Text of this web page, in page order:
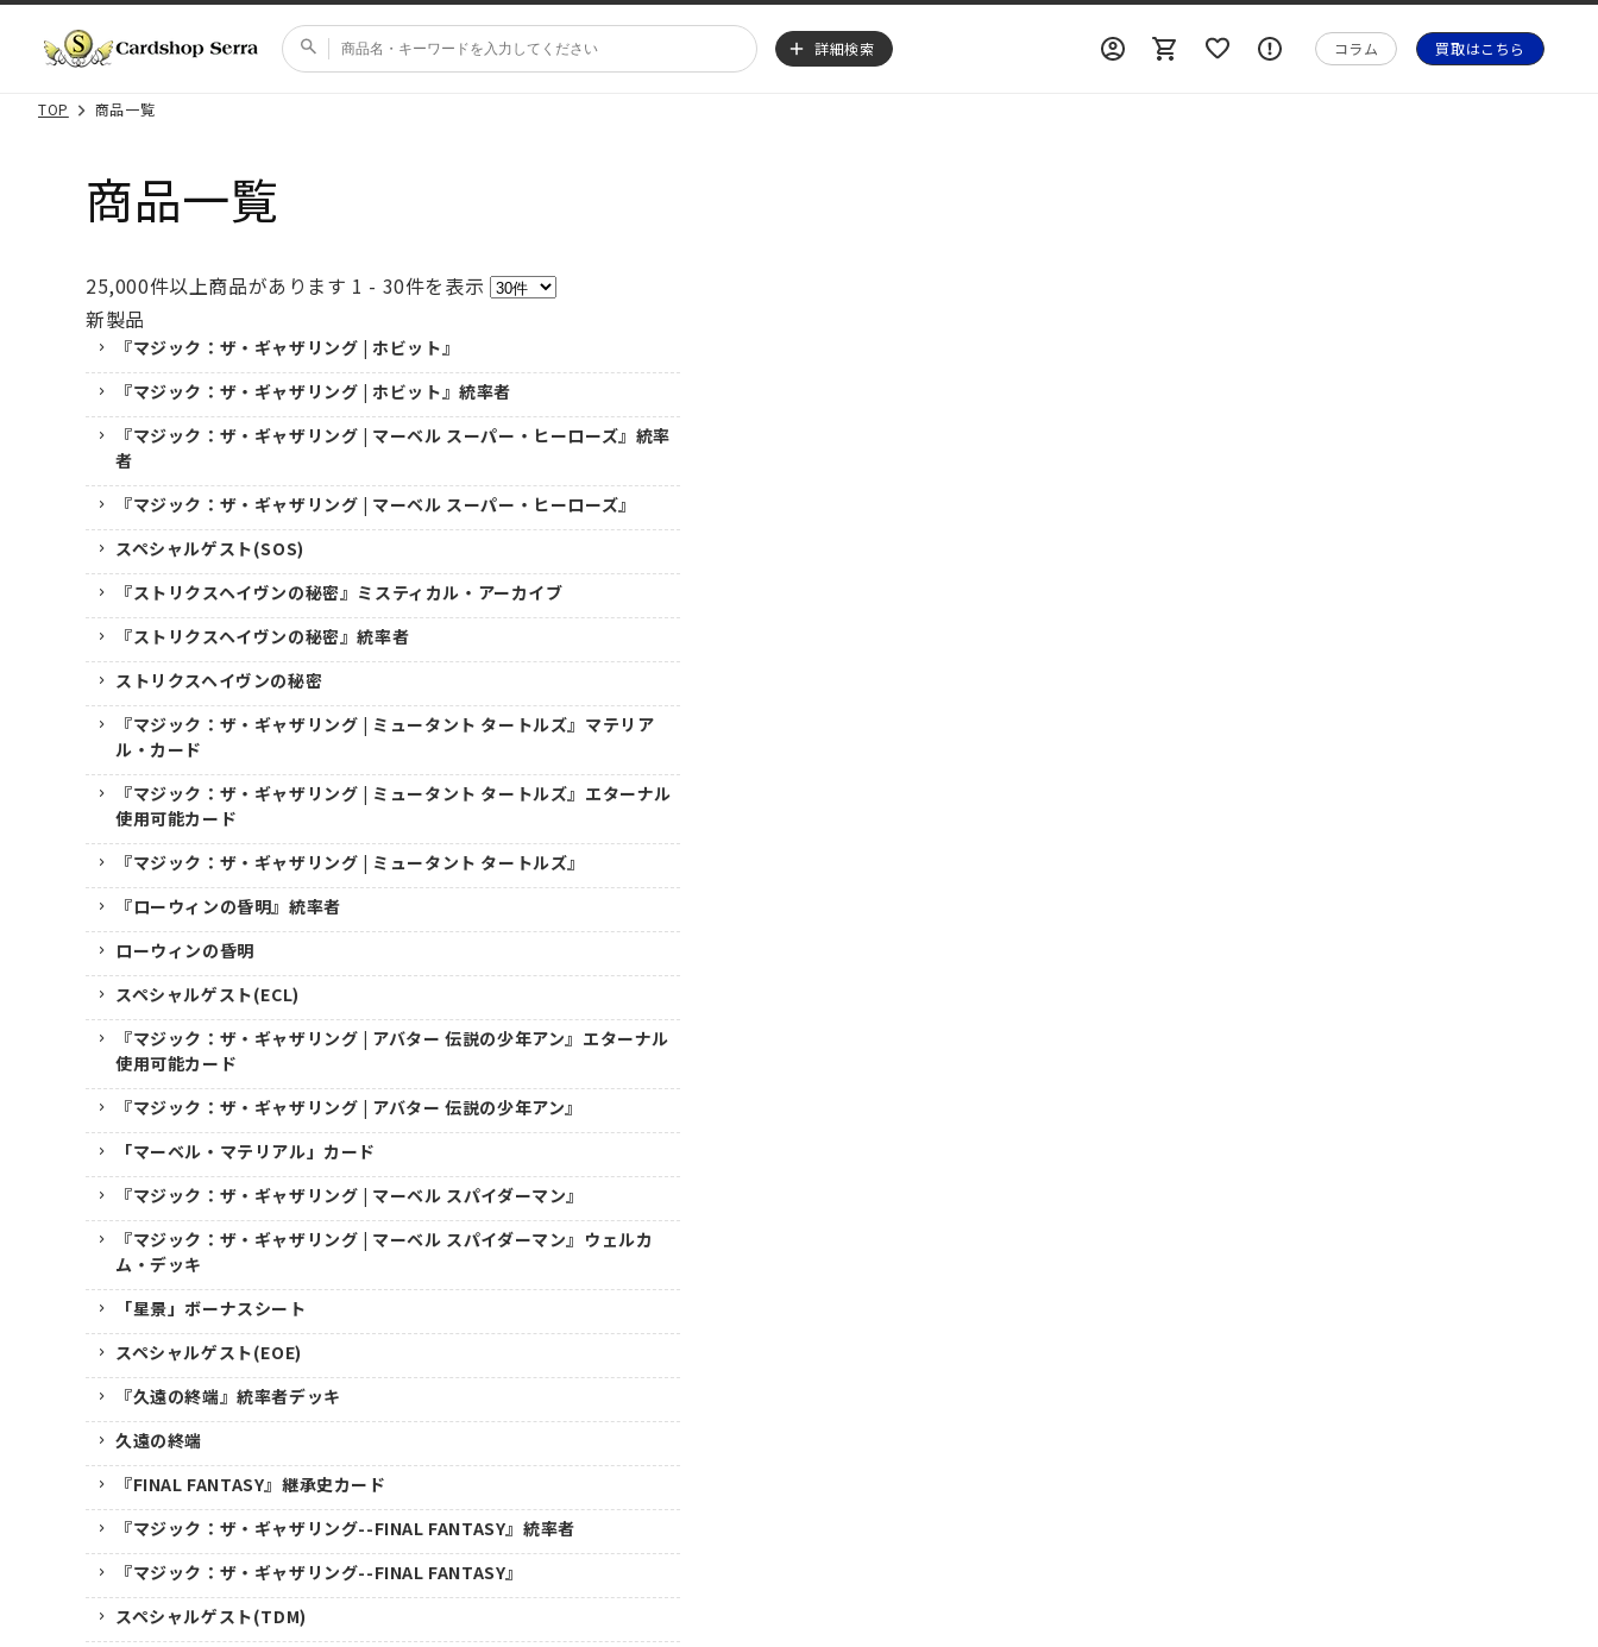
ンツに
進む
詳細検索
グ
イ
ー
グ
イ
メ
コラム 買取はこちら
TOP 商品一覧
商品一覧
25,000件以上商品があります 1 - 30件を表示
新製品
『マジック：ザ・ギャザリング | ホビット』
『マジック：ザ・ギャザリング | ホビット』統率者
『マジック：ザ・ギャザリング | マーベル スーパー・ヒーローズ』統率
者
『マジック：ザ・ギャザリング | マーベル スーパー・ヒーローズ』
スペシャルゲスト(SOS)
『ストリクスヘイヴンの秘密』ミスティカル・アーカイブ
『ストリクスヘイヴンの秘密』統率者
ストリクスヘイヴンの秘密
『マジック：ザ・ギャザリング | ミュータント タートルズ』マテリア
ル・カード
『マジック：ザ・ギャザリング | ミュータント タートルズ』エターナル
使用可能カード
『マジック：ザ・ギャザリング | ミュータント タートルズ』
『ローウィンの昏明』統率者
ローウィンの昏明
スペシャルゲスト(ECL)
『マジック：ザ・ギャザリング | アバター 伝説の少年アン』エターナル
使用可能カード
『マジック：ザ・ギャザリング | アバター 伝説の少年アン』
「マーベル・マテリアル」カード
『マジック：ザ・ギャザリング | マーベル スパイダーマン』
『マジック：ザ・ギャザリング | マーベル スパイダーマン』ウェルカ
ム・デッキ
「星景」ボーナスシート
スペシャルゲスト(EOE)
『久遠の終端』統率者デッキ
久遠の終端
『FINAL FANTASY』継承史カード
『マジック：ザ・ギャザリング--FINAL FANTASY』統率者
『マジック：ザ・ギャザリング--FINAL FANTASY』
スペシャルゲスト(TDM)